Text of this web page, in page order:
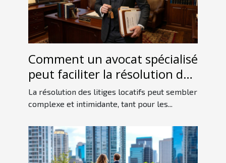
Comment un avocat spécialisé
peut faciliter la résolution des
litiges locatifs ?
La résolution des litiges locatifs peut sembler
complexe et intimidante, tant pour les...